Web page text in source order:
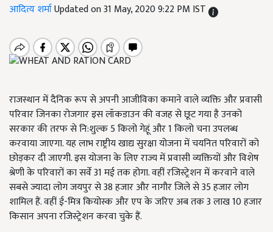
आदित्य शर्माUpdated on 31 May, 2020 9:22 PM IST
राजस्थानमें दैनिक रूप से अपनी आजीविका कमाने वाले व्यक्ति और प्रवासी
परिवार जिनका रोजगार इस लॉकडाउन की वजह से छूट गया है उनको
सरकार की तरफ से नि:शुल्क 5 किलो गेहूं और 1 किलो चना उपलब्ध
करवाया जाएगा. यह लाभ राष्ट्रीय खाद्य सुरक्षा योजना में चयनित परिवारों को
छोड़कर दी जाएगी. इस योजना के लिए राज्य में प्रवासी व्यक्तियों और विशेष
श्रेणी के परिवारों का सर्वे 31 मई तक होगा. वहीं रजिस्ट्रेशन में करवाने वाले
सबसे ज्यादा लोग जयपुर से 38 हजार और नागौर जिले से 35 हजार लोग
शामिल हैं. वहीं ई-मित्र कियोस्क और एप के जरिए अब तक 3 लाख 10 हजार
किसान अपना रजिस्ट्रेशन करवा चुके हैं.